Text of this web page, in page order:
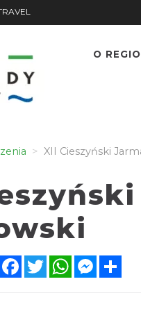
O
XII Cieszyński
FacebookTwitterWhatsApp